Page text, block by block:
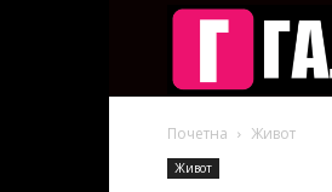
Почетна Живот
Живот